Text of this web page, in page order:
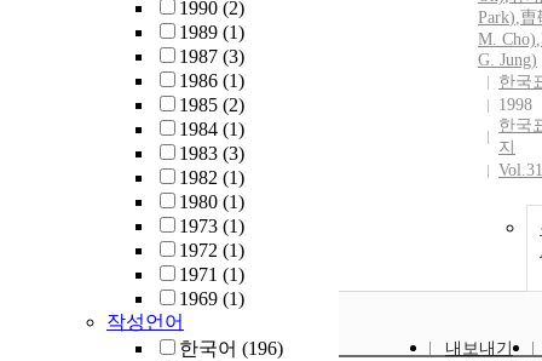
1990 (2)
1989 (1)
1987 (3)
1986 (1)
1985 (2)
1984 (1)
1983 (3)
1982 (1)
1980 (1)
1973 (1)
1972 (1)
1971 (1)
1969 (1)
작성언어
한국어 (196)
Park),
M. Cho),
G. Jung)
한국
1998
한국
지
내보내기